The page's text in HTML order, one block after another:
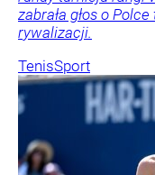
zabrała głos o
rywalizacji.
TenisSport